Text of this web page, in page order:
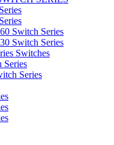
Switch Series
Switch Series
Switches
Series
Series